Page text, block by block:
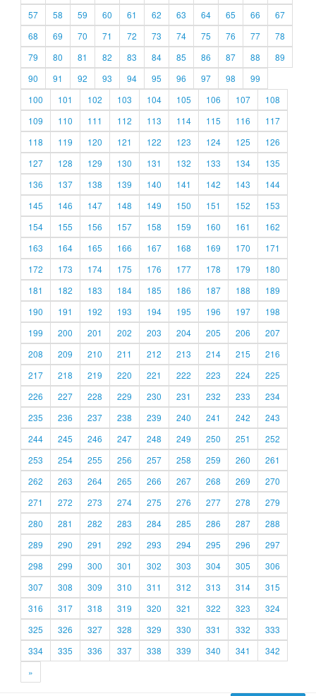
57
58 59 60 61 62 63 64 65 66
67
68
69 70 71 72 73 74 75 76 77
78
79
80 81 82 83 84 85 86 87 88
89
90
91 92 93 94 95 96 97 98
99
100
101 102 103 104 105 106 107
108
109
110 111 112 113 114 115 116
117
118
119 120 121 122 123 124 125
126
127
128 129 130 131 132 133 134
135
136
137 138 139 140 141 142 143
144
145
146 147 148 149 150 151 152
153
154
155 156 157 158 159 160 161
162
163
164 165 166 167 168 169 170
171
172
173 174 175 176 177 178 179
180
181
182 183 184 185 186 187 188
189
190
191 192 193 194 195 196 197
198
199
200 201 202 203 204 205 206
207
208
209 210 211 212 213 214 215
216
217
218 219 220 221 222 223 224
225
226
227 228 229 230 231 232 233
234
235
236 237 238 239 240 241 242
243
244
245 246 247 248 249 250 251
252
253
254 255 256 257 258 259 260
261
262
263 264 265 266 267 268 269
270
271
272 273 274 275 276 277 278
279
280
281 282 283 284 285 286 287
288
289
290 291 292 293 294 295 296
297
298
299 300 301 302 303 304 305
306
307
308 309 310 311 312 313 314
315
316
317 318 319 320 321 322 323
324
325
326 327 328 329 330 331 332
333
334
335 336 337 338 339 340 341
342
»